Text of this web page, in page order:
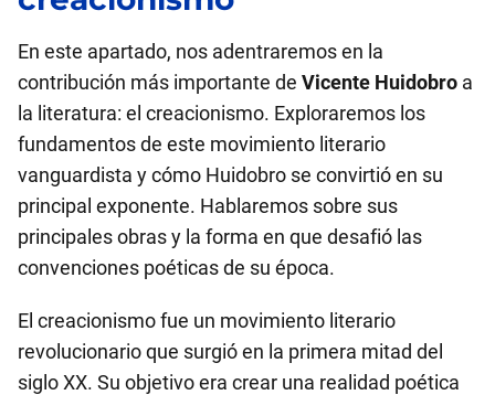
En este apartado, nos adentraremos en la
contribución más importante de Vicente Huidobro a
la literatura: el creacionismo. Exploraremos los
fundamentos de este movimiento literario
vanguardista y cómo Huidobro se convirtió en su
principal exponente. Hablaremos sobre sus
principales obras y la forma en que desafió las
convenciones poéticas de su época.
El creacionismo fue un movimiento literario
revolucionario que surgió en la primera mitad del
siglo XX. Su objetivo era crear una realidad poética